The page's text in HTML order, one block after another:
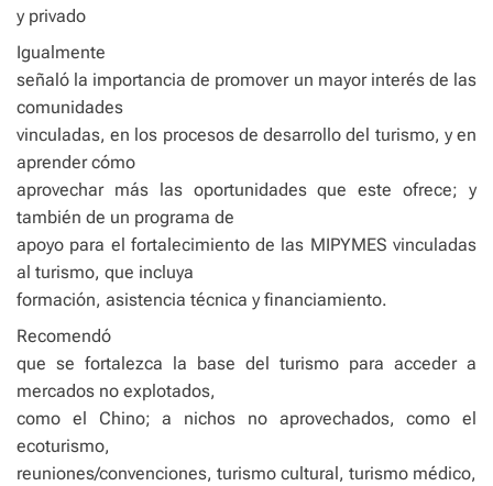
y privado
Igualmente
señaló la importancia de promover un mayor interés de las
comunidades
vinculadas, en los procesos de desarrollo del turismo, y en
aprender cómo
aprovechar más las oportunidades que este ofrece; y
también de un programa de
apoyo para el fortalecimiento de las MIPYMES vinculadas
al turismo, que incluya
formación, asistencia técnica y financiamiento.
Recomendó
que se fortalezca la base del turismo para acceder a
mercados no explotados,
como el Chino; a nichos no aprovechados, como el
ecoturismo,
reuniones/convenciones, turismo cultural, turismo médico,